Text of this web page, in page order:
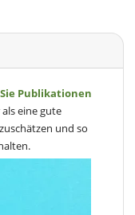
Publikationen
eine gute
und so